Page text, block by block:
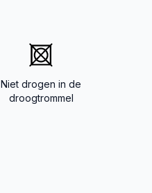
Niet drogen in de
droogtrommel